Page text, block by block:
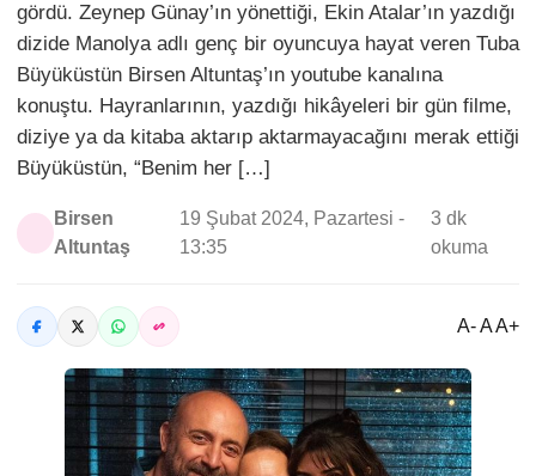
gördü. Zeynep Günay’ın yönettiği, Ekin Atalar’ın yazdığı
dizide Manolya adlı genç bir oyuncuya hayat veren Tuba
Büyüküstün Birsen Altuntaş’ın youtube kanalına
konuştu. Hayranlarının, yazdığı hikâyeleri bir gün filme,
diziye ya da kitaba aktarıp aktarmayacağını merak ettiği
Büyüküstün, “Benim her […]
Birsen
Altuntaş
19 Şubat 2024, Pazartesi -
13:35
3 dk
okuma
A- A A+